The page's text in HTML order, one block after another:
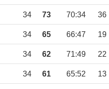
34 73 70:34 36
34 65 66:47 19
34 62 71:49 22
34 61 65:52 13